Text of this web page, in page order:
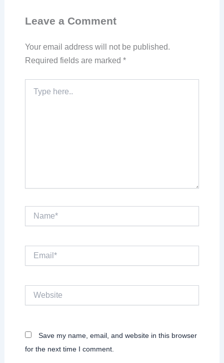
Leave a Comment
Your email address will not be published.
Required fields are marked *
here..
Save my name, email, and website in this browser
for the next time I comment.